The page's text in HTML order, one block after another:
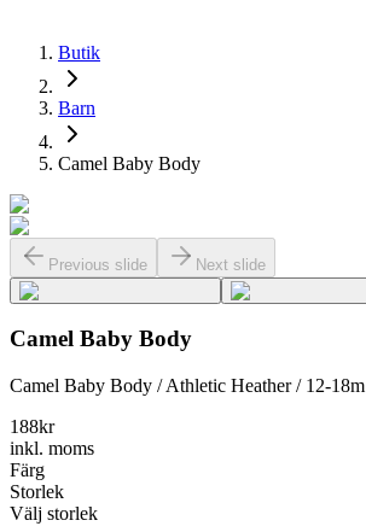
Butik
Barn
Camel Baby Body
Previous slide Next slide
Camel Baby Body
Camel Baby Body / Athletic Heather / 12-18m
188kr
inkl. moms
Färg
Storlek
Välj storlek